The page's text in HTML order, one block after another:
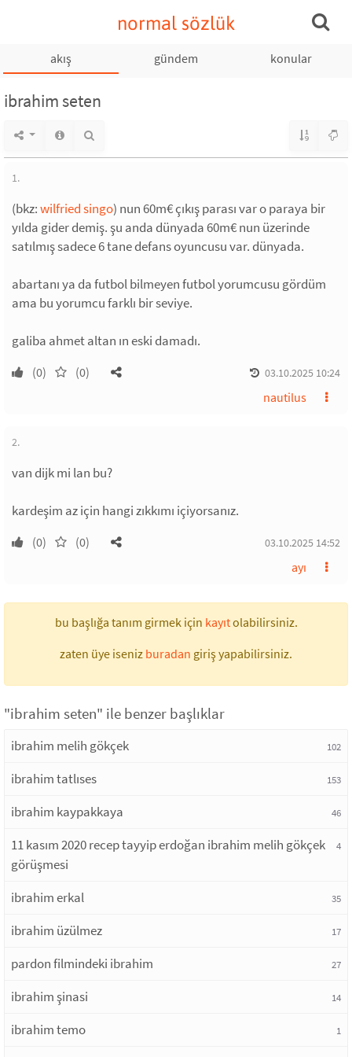
normal sözlük
akış gündem konular
ibrahim seten
1.
(bkz:wilfried singo) nun 60m€ çıkış parası var o paraya bir
yılda gider demiş. şu anda dünyada 60m€ nun üzerinde
satılmış sadece 6 tane defans oyuncusu var. dünyada.
abartanı ya da futbol bilmeyen futbol yorumcusu gördüm
ama bu yorumcu farklı bir seviye.
galiba ahmet altan ın eski damadı.
(0) (0) 03.10.2025 10:24
nautilus
2.
van dijk mi lan bu?
kardeşim az için hangi zıkkımı içiyorsanız.
(0) (0) 03.10.2025 14:52
ayı
bu başlığa tanım girmek için kayıtolabilirsiniz.
zaten üye iseniz buradan giriş yapabilirsiniz.
"ibrahim seten" ile benzer başlıklar
ibrahim melih gökçek 102
ibrahim tatlıses 153
ibrahim kaypakkaya 46
11 kasım 2020 recep tayyip erdoğan ibrahim melih gökçek
görüşmesi
4
ibrahim erkal 35
ibrahim üzülmez 17
pardon filmindeki ibrahim 27
ibrahim şinasi 14
ibrahim temo 1